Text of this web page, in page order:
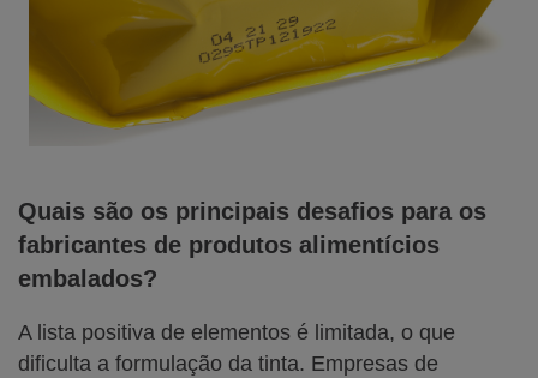
Quais são os principais desafios para os
fabricantes de produtos alimentícios
embalados?
A lista positiva de elementos é limitada, o que
dificulta a formulação da tinta. Empresas de